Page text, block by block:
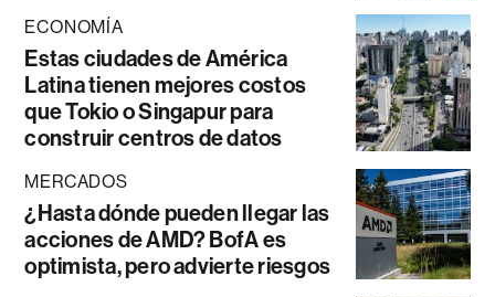
ECONOMÍA
Estas ciudades de América
Latina tienen mejores costos
que Tokio o Singapur para
construir centros de datos
MERCADOS
¿Hasta dónde pueden llegar las
acciones de AMD? BofA es
optimista, pero advierte riesgos